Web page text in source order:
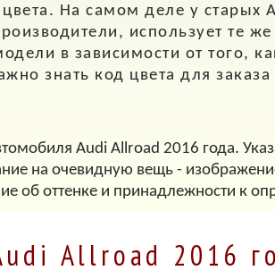
На самом деле у старых
использует те
в зависимости от того,
знать код цвета для заказа
Audi Allroad 2016 года.
на очевидную вещь -
об оттенке и принадлежности к
Allroad 2016